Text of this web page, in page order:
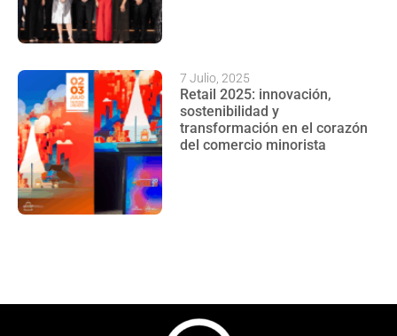
Retail 2025: innovación,
sostenibilidad y
transformación en el corazón
del comercio minorista
7 Julio, 2025